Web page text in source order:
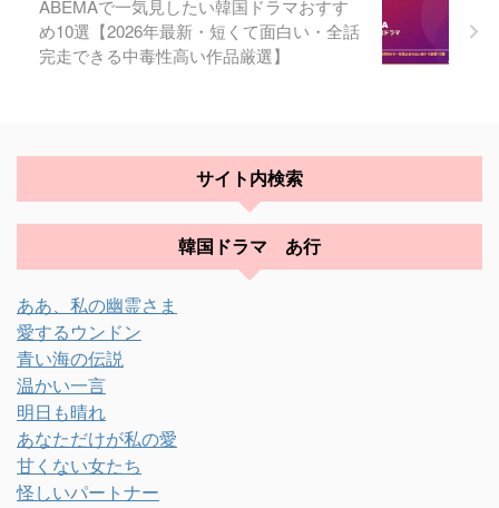
ABEMAで一気見したい韓国ドラマおすす
め10選【2026年最新・短くて面白い・全話
完走できる中毒性高い作品厳選】
サイト内検索
韓国ドラマ あ行
ああ、私の幽霊さま
愛するウンドン
青い海の伝説
温かい一言
明日も晴れ
あなただけが私の愛
甘くない女たち
怪しいパートナー